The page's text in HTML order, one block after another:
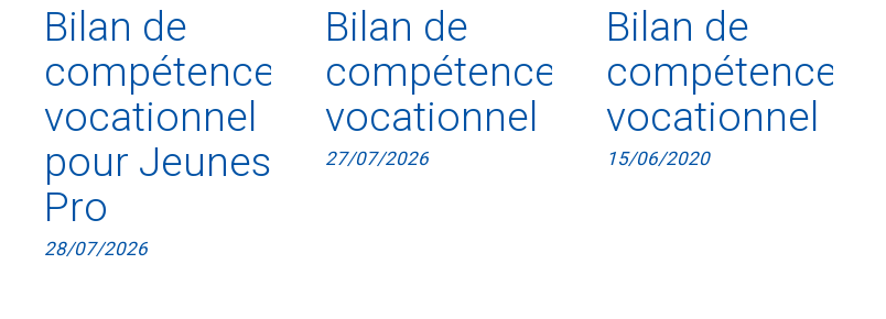
Bilan de
compétences
vocationnel
pour Jeunes
Pro
28/07/2026
Bilan de
compétences
vocationnel
27/07/2026
Bilan de
compétences
vocationnel
15/06/2020